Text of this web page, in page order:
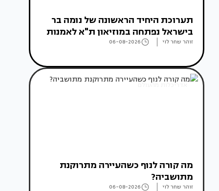
תערוכת היחיד הראשונה של נומה בר
בישראל נפתחה במוזיאון ת"א לאמנות
זוהר שחר לוי 06-08-2026
אדריכלות מהעולם
מה קורה לנוף כשהעיירה מתרוקנת
מתושביה?
זוהר שחר לוי 06-08-2026